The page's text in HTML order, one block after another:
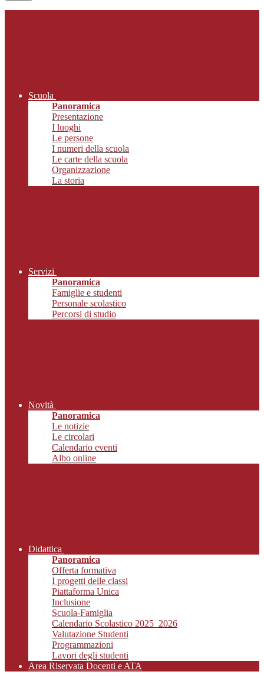
Scuola
Panoramica
Presentazione
I luoghi
Le persone
I numeri della scuola
Le carte della scuola
Organizzazione
La storia
Servizi
Panoramica
Famiglie e studenti
Personale scolastico
Percorsi di studio
Novità
Panoramica
Le notizie
Le circolari
Calendario eventi
Albo online
Didattica
Panoramica
Offerta formativa
I progetti delle classi
Piattaforma Unica
Inclusione
Scuola-Famiglia
Calendario Scolastico 2025_2026
Valutazione Studenti
Programmazioni
Lavori degli studenti
Area Riservata Docenti e ATA